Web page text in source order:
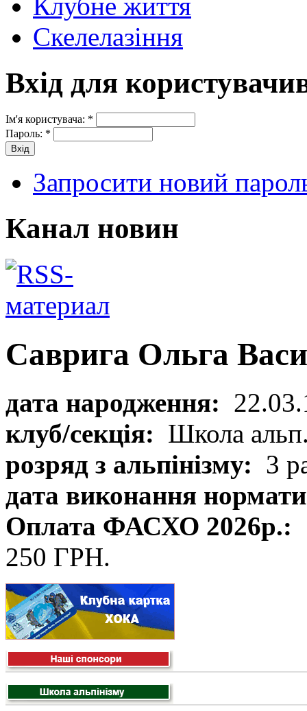
Скелелазіння
Вхід для
Ім'я користувача: *
Пароль: *
Запросити новий
Канал новин
Саврига Ольга
дата народження:
клуб/секція: Школа
розряд з альпінізму: 3
дата виконання
Оплата ФАСХО 2026р.:
250 ГРН.